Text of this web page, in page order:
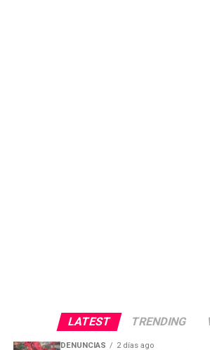
LATEST TRENDING
DENUNCIAS 2 días ago